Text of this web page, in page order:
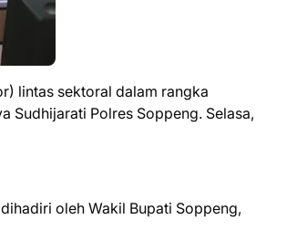
lintas sektoral dalam rangka
Sudhijarati Polres Soppeng. Selasa,
oleh Wakil Bupati Soppeng,